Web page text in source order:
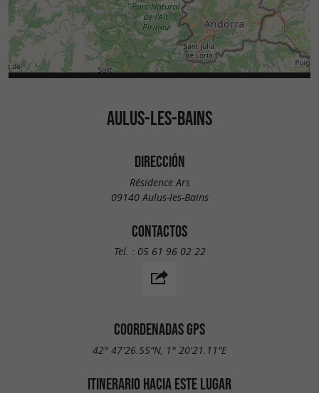
AULUS-LES-BAINS
DIRECCIÓN
Résidence Ars
09140 Aulus-les-Bains
CONTACTOS
Tel. : 05 61 96 02 22
COORDENADAS GPS
42° 47'26.55"N, 1° 20'21.11"E
ITINERARIO HACIA ESTE LUGAR